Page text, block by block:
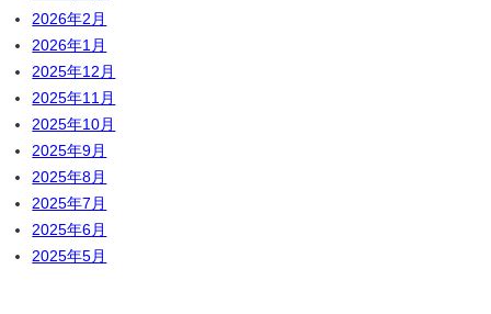
2026年2月
2026年1月
2025年12月
2025年11月
2025年10月
2025年9月
2025年8月
2025年7月
2025年6月
2025年5月